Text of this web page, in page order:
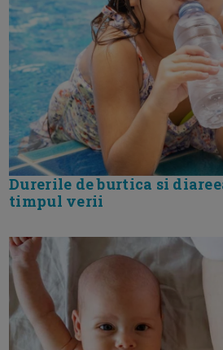
Durerile de burtica si
timpul verii